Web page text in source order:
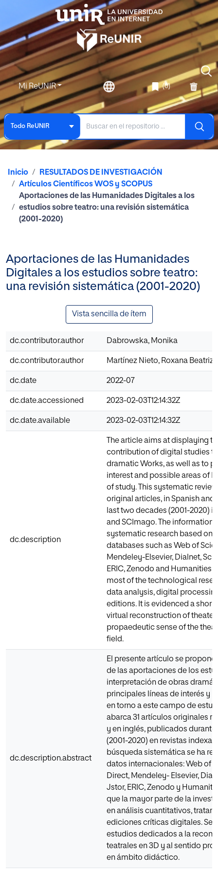
Mi ReUNIR (0)
Todo ReUNIR
Inicio
RESULTADOS DE INVESTIGACIÓN
Artículos Científicos WOS y SCOPUS
Aportaciones de las Humanidades Digitales a los
estudios sobre teatro: una revisión sistemática
(2001-2020)
Aportaciones de las Humanidades
Digitales a los estudios sobre teatro:
una revisión sistemática (2001-2020)
Vista sencilla de ítem
dc.contributor.author Dabrowska, Monika
dc.contributor.author Martínez Nieto, Roxana Beatriz
dc.date 2022-07
dc.date.accessioned 2023-02-03T12:14:32Z
dc.date.available 2023-02-03T12:14:32Z
dc.description
The article aims at displaying
contribution of digital studies
dramatic Works, as well as to
interest and possible areas of
of study. This systematic
original articles, in Spanish
last two decades (2001-2020)
and SCImago. The information
systematic research based on
databases such as Web of
Mendeley-Elsevier, Dialnet,
ERIC, Zenodo and Humanities
most of the technological
data analysis, digital
editions. It is evidenced a
virtual reconstruction of theater
propaedeutic sense of the
field.
dc.description.abstract
El presente artículo se
de las aportaciones de los
interpretación de obras
principales líneas de interés y
en torno a este campo de
abarca 31 artículos originales
y en inglés, publicados
(2001-2020) en revistas
búsqueda sistemática se ha
datos internacionales: Web of
Direct, Mendeley- Elsevier,
Jstor, ERIC, Zenodo y
que la mayor parte de la
en análisis cuantitativos,
ediciones críticas digitales. Se
estudios dedicados a la
teatrales en 3D y al sentido
en ámbito didáctico.